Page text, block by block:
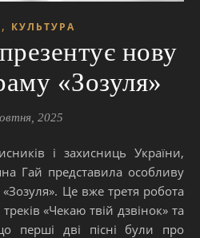
, КУЛЬТУРА
нову
«Зозуля»
2025
Гай представила особливу
Це вже третя робота
«Чекаю твій дзвінок» та
перші дві пісні були про